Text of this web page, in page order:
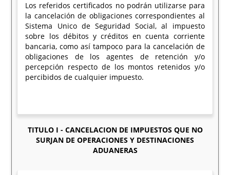
Los referidos certificados no podrán utilizarse para
la cancelación de obligaciones correspondientes al
Sistema Unico de Seguridad Social, al impuesto
sobre los débitos y créditos en cuenta corriente
bancaria, como así tampoco para la cancelación de
obligaciones de los agentes de retención y/o
percepción respecto de los montos retenidos y/o
percibidos de cualquier impuesto.
TITULO I - CANCELACION DE IMPUESTOS QUE NO
SURJAN DE OPERACIONES Y DESTINACIONES
ADUANERAS